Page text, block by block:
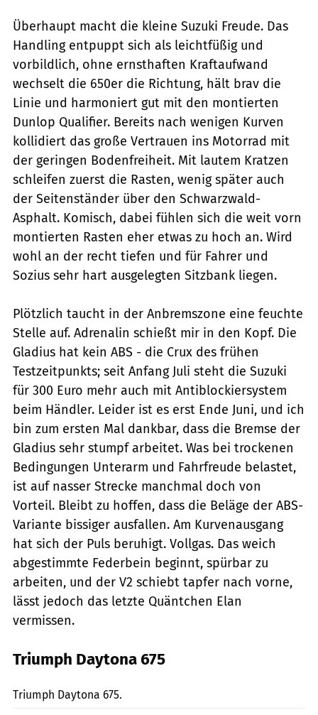
Überhaupt macht die kleine Suzuki Freude. Das
Handling entpuppt sich als leichtfüßig und
vorbildlich, ohne ernsthaften Kraftaufwand
wechselt die 650er die Richtung, hält brav die
Linie und harmoniert gut mit den montierten
Dunlop Qualifier. Bereits nach wenigen Kurven
kollidiert das große Vertrauen ins Motorrad mit
der geringen Bodenfreiheit. Mit lautem Kratzen
schleifen zuerst die Rasten, wenig später auch
der Seitenständer über den Schwarzwald-
Asphalt. Komisch, dabei fühlen sich die weit vorn
montierten Rasten eher etwas zu hoch an. Wird
wohl an der recht tiefen und für Fahrer und
Sozius sehr hart ausgelegten Sitzbank liegen.
Plötzlich taucht in der Anbremszone eine feuchte
Stelle auf. Adrenalin schießt mir in den Kopf. Die
Gladius hat kein ABS - die Crux des frühen
Testzeitpunkts; seit Anfang Juli steht die Suzuki
für 300 Euro mehr auch mit Antiblockiersystem
beim Händler. Leider ist es erst Ende Juni, und ich
bin zum ersten Mal dankbar, dass die Bremse der
Gladius sehr stumpf arbeitet. Was bei trockenen
Bedingungen Unterarm und Fahrfreude belastet,
ist auf nasser Strecke manchmal doch von
Vorteil. Bleibt zu hoffen, dass die Beläge der ABS-
Variante bissiger ausfallen. Am Kurvenausgang
hat sich der Puls beruhigt. Vollgas. Das weich
abgestimmte Federbein beginnt, spürbar zu
arbeiten, und der V2 schiebt tapfer nach vorne,
lässt jedoch das letzte Quäntchen Elan
vermissen.
Triumph Daytona 675
Triumph Daytona 675.